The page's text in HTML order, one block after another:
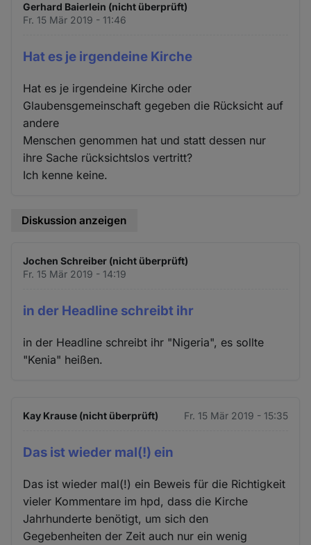
Gerhard Baierlein (nicht überprüft)
Fr. 15 Mär 2019 - 11:46
Hat es je irgendeine Kirche
Hat es je irgendeine Kirche oder
Glaubensgemeinschaft gegeben die Rücksicht auf
andere
Menschen genommen hat und statt dessen nur
ihre Sache rücksichtslos vertritt?
Ich kenne keine.
Diskussion anzeigen
Jochen Schreiber (nicht überprüft)
Fr. 15 Mär 2019 - 14:19
in der Headline schreibt ihr
in der Headline schreibt ihr "Nigeria", es sollte
"Kenia" heißen.
Kay Krause (nicht überprüft) Fr. 15 Mär 2019 - 15:35
Das ist wieder mal(!) ein
Das ist wieder mal(!) ein Beweis für die Richtigkeit
vieler Kommentare im hpd, dass die Kirche
Jahrhunderte benötigt, um sich den
Gegebenheiten der Zeit auch nur ein wenig